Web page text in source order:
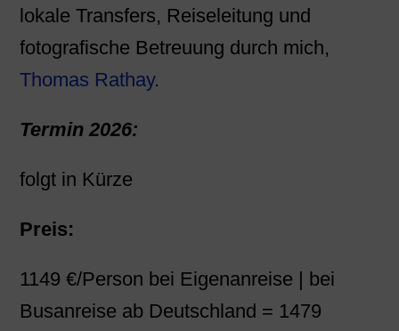
lokale Transfers, Reiseleitung und
fotografische Betreuung durch mich,
Thomas Rathay.
Termin 2026:
folgt in Kürze
Preis:
1149 €/Person bei Eigenanreise | bei
Busanreise ab Deutschland = 1479